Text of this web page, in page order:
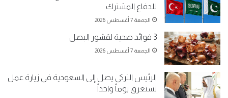
للدفاع المشترك
الجمعة 7 أغسطس 2026
3 فوائد صحية لقشور البصل
الجمعة 7 أغسطس 2026
الرئيس التركي يصل إلى السعودية في زيارة عمل
تستغرق يوماً واحداً